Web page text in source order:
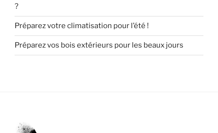
?
Préparez votre climatisation pour l’été !
Préparez vos bois extérieurs pour les beaux jours